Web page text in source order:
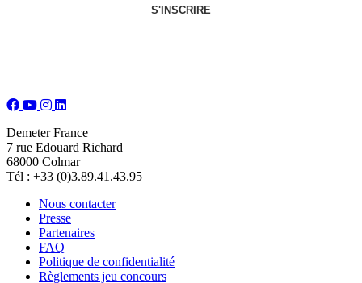
S'INSCRIRE
Demeter France
7 rue Edouard Richard
68000 Colmar
Tél : +33 (0)3.89.41.43.95
Nous contacter
Presse
Partenaires
FAQ
Politique de confidentialité
Règlements jeu concours